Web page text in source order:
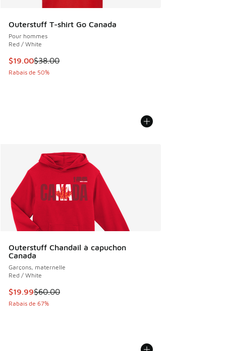
Outerstuff T-shirt Go Canada
Pour hommes
Red / White
Cet article est en solde. Le prix est passé de $38.00 à
$19.00$38.00
Rabais de 50%
Outerstuff Chandail à capuchon
Canada
Garçons, maternelle
Red / White
Cet article est en solde. Le prix est passé de $60.00 à
$19.99$60.00
Rabais de 67%